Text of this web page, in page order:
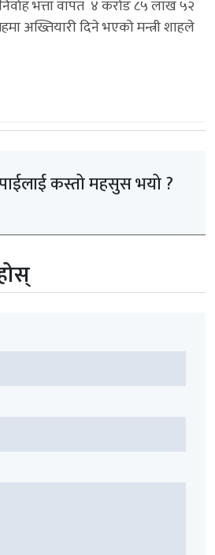
भत्ता वापत ४ करोड ८५ लाख ५२
अख्तियारी दिने भएको मन्त्री शाहले
कस्तो महसुस भयो ?